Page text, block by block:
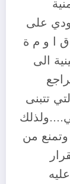
على
ق ا و م ة
الى
تتبنى
من